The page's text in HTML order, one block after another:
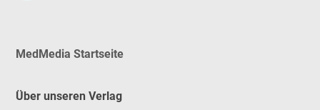
MedMedia Startseite
Über unseren Verlag